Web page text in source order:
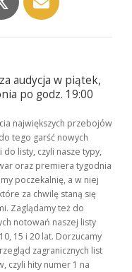
audycja w piątek,
po godz. 19:00
największych przebojów
tego garść nowych
do listy, czyli nasze typy,
oraz premiera tygodnia!
poczekalnię, a w niej
za chwilę staną się
Zaglądamy też do
notowań naszej listy
15 i 20 lat. Dorzucamy
zagranicznych list
czyli hity numer 1 na